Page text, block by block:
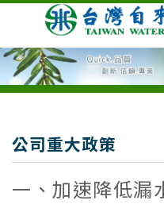
公司重大政策
一、加速降低漏